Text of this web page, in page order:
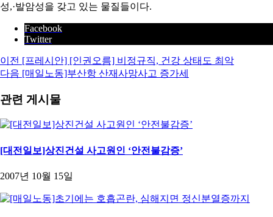
성,·발암성을 갖고 있는 물질들이다.
Facebook
Twitter
이전 [프레시안] [인권오름] 비정규직, 건강 상태도 최악
다음 [매일노동]부산항 산재사망사고 증가세
관련 게시물
[대전일보]상진건설 사고원인 ‘안전불감증’
2007년 10월 15일